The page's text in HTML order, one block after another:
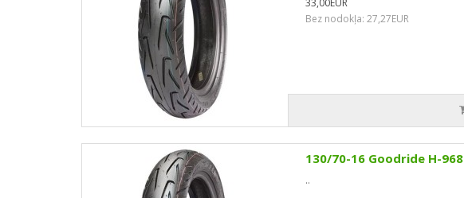
33,00EUR
Bez nodokļa: 27,27EUR
130/70-16 Goodride H-968
..